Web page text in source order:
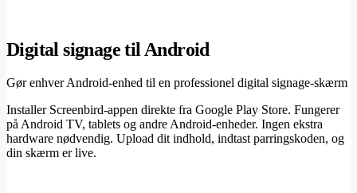
Digital signage til Android
Gør enhver Android-enhed til en professionel digital signage-skærm
Installer Screenbird-appen direkte fra Google Play Store. Fungerer
på Android TV, tablets og andre Android-enheder. Ingen ekstra
hardware nødvendig. Upload dit indhold, indtast parringskoden, og
din skærm er live.